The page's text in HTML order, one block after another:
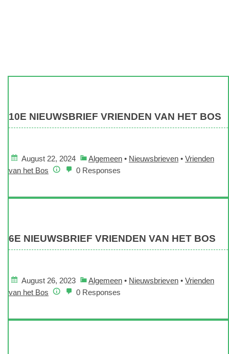
10E NIEUWSBRIEF VRIENDEN VAN HET BOS
August 22, 2024 Algemeen • Nieuwsbrieven • Vrienden
van het Bos
0 Responses
6E NIEUWSBRIEF VRIENDEN VAN HET BOS
August 26, 2023 Algemeen • Nieuwsbrieven • Vrienden
van het Bos
0 Responses